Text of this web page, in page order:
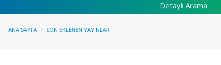
Detaylı Arama
ANA SAYFA SON EKLENEN YAYINLAR